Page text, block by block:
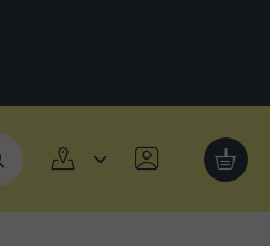
Moja